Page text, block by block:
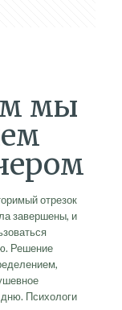
мы
отрезок
завершены, и
Решение
Психологи